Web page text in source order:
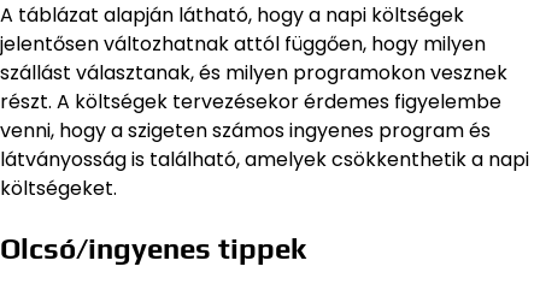
A táblázat alapján látható, hogy a napi költségek
jelentősen változhatnak attól függően, hogy milyen
szállást választanak, és milyen programokon vesznek
részt. A költségek tervezésekor érdemes figyelembe
venni, hogy a szigeten számos ingyenes program és
látványosság is található, amelyek csökkenthetik a napi
költségeket.
Olcsó/ingyenes tippek